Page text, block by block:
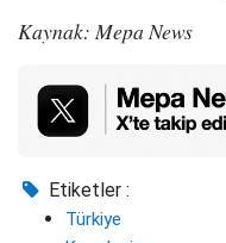
Kaynak: Mepa News
Etiketler :
Türkiye